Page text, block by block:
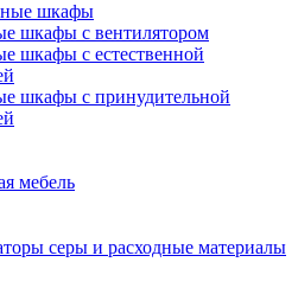
шкафы
шкафы с вентилятором
шкафы с естественной
шкафы с принудительной
мебель
серы и расходные материалы